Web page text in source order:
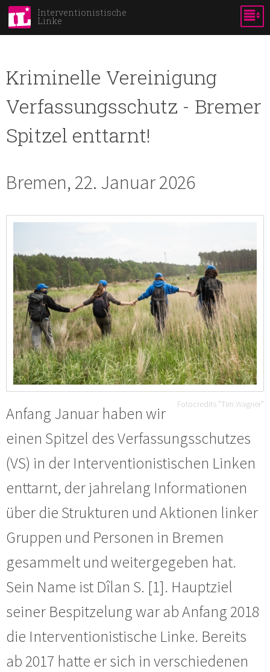
Skip to
content
Interventionistische
Linke
Kriminelle Vereinigung
Verfassungsschutz - Bremer
Spitzel enttarnt!
Bremen, 22. Januar 2026
Fotocredits "Tim Wagner"
Anfang Januar haben wir
einen Spitzel des Verfassungsschutzes
(VS) in der Interventionistischen Linken
enttarnt, der jahrelang Informationen
über die Strukturen und Aktionen linker
Gruppen und Personen in Bremen
gesammelt und weitergegeben hat.
Sein Name ist Dîlan S. [1]. Hauptziel
seiner Bespitzelung war ab Anfang 2018
die Interventionistische Linke. Bereits
ab 2017 hatte er sich in verschiedenen